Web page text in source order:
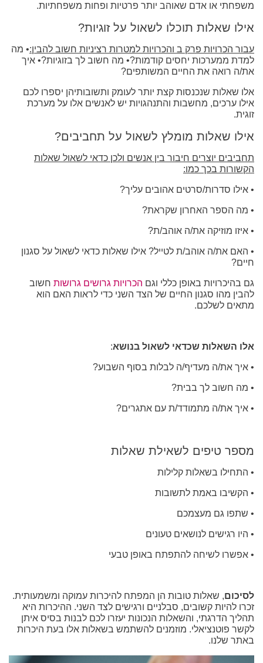
משפחתי או אדם שאוהב יותר פרטיות ופחות משפחתיות.
אילו שאלות תוכלו לשאול על זוגיות?
עבור הכרויות פרק ב והכרויות למטרות רציניות חשוב להבין:• מה
למדת ממערכות יחסים קודמות?• מה חשוב לך בזוגיות?• איך
את/ה רואה את החיים המשותפים?
אלו שאלות שנכנסות קצת יותר לעומק ותשובותיהן יספרו לכם
אילו ערכים, מחשבות והתנהגויות יש לאנשים אלו על מערכת
זוגית.
אילו שאלות מומלץ לשאול על תחביבים?
תחביבים יוצרים חיבור בין אנשים ולכן כדאי לשאול שאלות
הקשורות בכך כמו:
• אילו סדרות/סרטים אהובים עליך?
• מה הספר האחרון שקראת?
• איזו מוזיקה את/ה אוהב/ת?
• האם את/ה אוהב/ת לטייל? אילו שאלות כדאי לשאול על סגנון
חיים?
גם בהיכרויות באופן כללי וגם הכרויות גרושים גרושות חשוב
להבין מהו סגנון החיים של הצד השני כדי לראות האם הוא
מתאים לשלכם.
אלו השאלות שכדאי לשאול בנושא:
• איך את/ה מעדיף/ה לבלות בסוף השבוע?
• מה חשוב לך בבית?
• איך את/ה מתמודד/ת עם אתגרים?
מספר טיפים לשאילת שאלות
• התחילו בשאלות קלילות
• הקשיבו באמת לתשובות
• שתפו גם מעצמכם
• היו רגישים לנושאים טעונים
• אפשרו לשיחה להתפתח באופן טבעי
לסיכום, שאלות טובות הן המפתח להיכרות עמוקה ומשמעותית.
זכרו להיות קשובים, סבלניים ורגישים לצד השני. ההיכרות היא
תהליך הדרגתי, והשאלות הנכונות יעזרו לכם לבנות בסיס איתן
לקשר פוטנציאלי. מוזמנים להשתמש בשאלות אלו בעת היכרות
באתר שלנו.